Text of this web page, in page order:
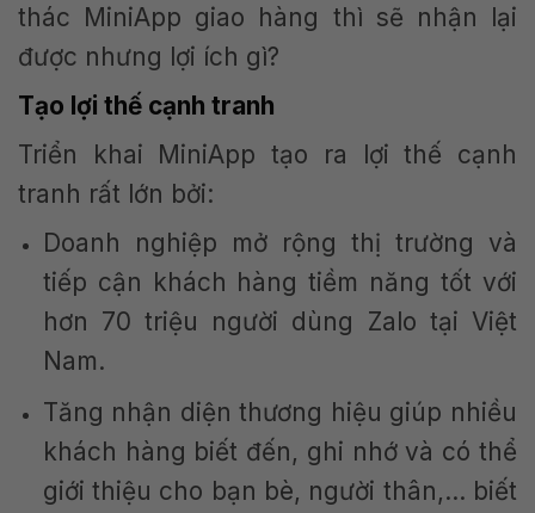
thác MiniApp giao hàng thì sẽ nhận lại
được nhưng lợi ích gì?
Tạo lợi thế cạnh tranh
Triển khai MiniApp tạo ra lợi thế cạnh
tranh rất lớn bởi:
Doanh nghiệp mở rộng thị trường và
tiếp cận khách hàng tiềm năng tốt với
hơn 70 triệu người dùng Zalo tại Việt
Nam.
Tăng nhận diện thương hiệu giúp nhiều
khách hàng biết đến, ghi nhớ và có thể
giới thiệu cho bạn bè, người thân,… biết